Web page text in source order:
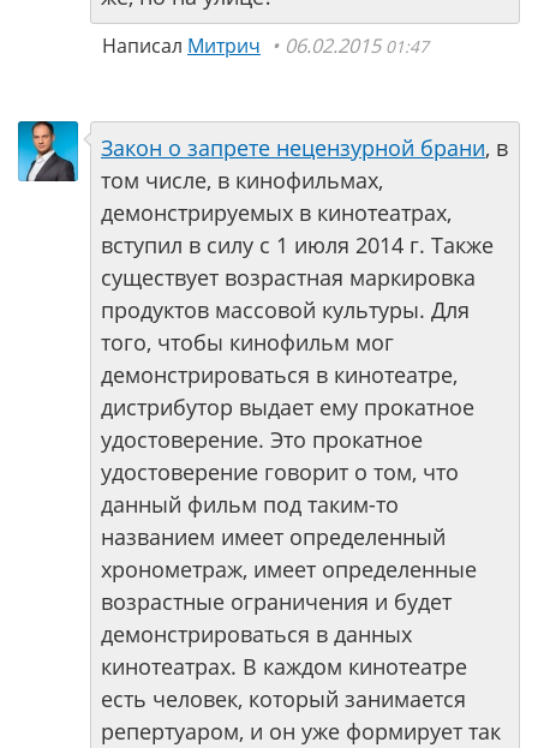
Написал Митрич 06.02.2015 01:47
Закон о запрете нецензурной брани, в
том числе, в кинофильмах,
демонстрируемых в кинотеатрах,
вступил в силу с 1 июля 2014 г. Также
существует возрастная маркировка
продуктов массовой культуры. Для
того, чтобы кинофильм мог
демонстрироваться в кинотеатре,
дистрибутор выдает ему прокатное
удостоверение. Это прокатное
удостоверение говорит о том, что
данный фильм под таким-то
названием имеет определенный
хронометраж, имеет определенные
возрастные ограничения и будет
демонстрироваться в данных
кинотеатрах. В каждом кинотеатре
есть человек, который занимается
репертуаром, и он уже формирует так